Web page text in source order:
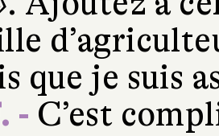
que je suis
- C’est